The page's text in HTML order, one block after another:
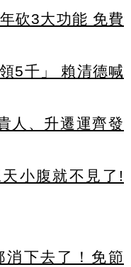
砍3大功能 免費
5千」 賴清德喊
人、升遷運齊發
小腹就不見了!
下去了！免節